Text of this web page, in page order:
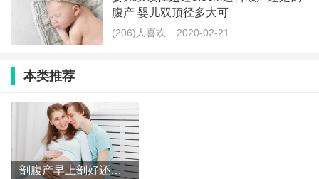
由于，在把尿的过程中是家长用自己的意愿来强加给孩
有些家长就会大声的训斥孩子，甚至会动手大孩子的屁
股，来强迫性的给孩子把尿，这对于孩子的性格成长是
会带来很大的影响。其实，把尿在孩子大一些也是可以
进行的。
腹产 婴儿双顶径多大可
(206)人喜欢 2020-02-21
本类推荐
剖腹产早上剖好还是下午剖好 剖腹产一天中什么时间最好